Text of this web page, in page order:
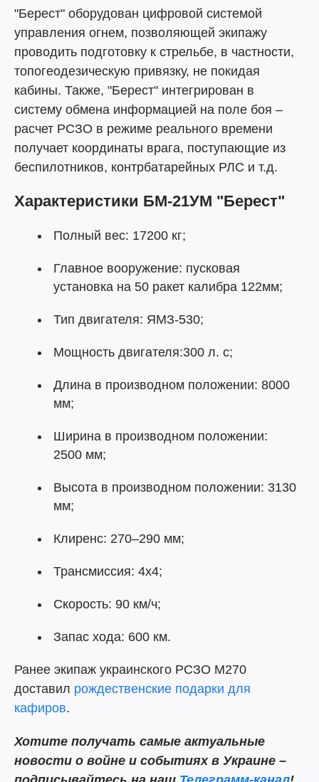
"Берест" оборудован цифровой системой
управления огнем, позволяющей экипажу
проводить подготовку к стрельбе, в частности,
топогеодезическую привязку, не покидая
кабины. Также, "Берест" интегрирован в
систему обмена информацией на поле боя –
расчет РСЗО в режиме реального времени
получает координаты врага, поступающие из
беспилотников, контрбатарейных РЛС и т.д.
Характеристики БМ-21УМ "Берест"
Полный вес: 17200 кг;
Главное вооружение: пусковая
установка на 50 ракет калибра 122мм;
Тип двигателя: ЯМЗ-530;
Мощность двигателя:300 л. с;
Длина в производном положении: 8000
мм;
Ширина в производном положении:
2500 мм;
Высота в производном положении: 3130
мм;
Клиренс: 270–290 мм;
Трансмиссия: 4х4;
Скорость: 90 км/ч;
Запас хода: 600 км.
Ранее экипаж украинского РСЗО M270
доставил рождественские подарки для
кафиров.
Хотите получать самые актуальные
новости о войне и событиях в Украине –